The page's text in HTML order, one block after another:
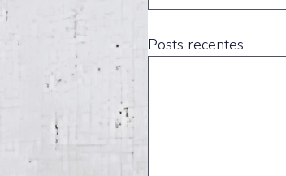
Posts recentes